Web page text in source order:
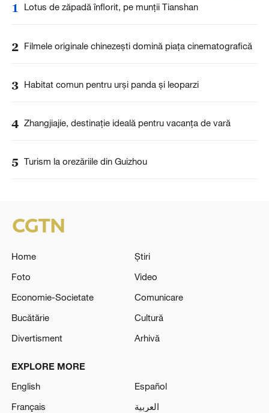
1 Lotus de zăpadă înflorit, pe munții Tianshan
2 Filmele originale chinezești domină piața cinematografică
3 Habitat comun pentru urși panda și leoparzi
4 Zhangjiajie, destinație ideală pentru vacanța de vară
5 Turism la orezăriile din Guizhou
Home
Știri
Foto
Video
Economie-Societate
Comunicare
Bucătărie
Cultură
Divertisment
Arhivă
EXPLORE MORE
English
Español
Français
العربية